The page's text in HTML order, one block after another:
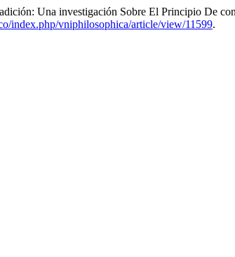
Una investigación Sobre El Principio De
index.php/vniphilosophica/article/view/11599.